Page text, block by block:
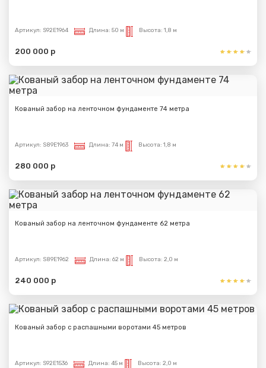
Артикул: S92E1964 Длина: 50 м Высота: 1,8 м
200 000 р
Кованый забор на ленточном фундаменте 74 метра
Артикул: S89E1963 Длина: 74 м Высота: 1,8 м
280 000 р
Кованый забор на ленточном фундаменте 62 метра
Артикул: S89E1962 Длина: 62 м Высота: 2,0 м
240 000 р
Кованый забор с распашными воротами 45 метров
Артикул: S92E1536 Длина: 45 м Высота: 2,0 м